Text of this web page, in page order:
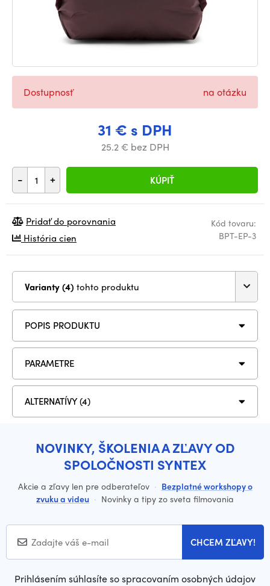
31 € s DPH
25.2 € bez DPH
- + KÚPIŤ
Dostupnosť na otázku
Kód tovaru:
BPT-EP-3
Pridať do porovnania
História cien
Varianty (4) tohto produktu
POPIS PRODUKTU
PARAMETRE
ALTERNATÍVY (4)
NOVINKY, ŠKOLENIA A ZĽAVY OD
SPOLOČNOSTI SYNTEX
Akcie a zľavy len pre odberateľov · Bezplatné workshopy o
zvuku a videu · Novinky a tipy zo sveta filmovania
CHCEM ZĽAVY!
Prihlásením súhlasíte so spracovaním osobných údajov